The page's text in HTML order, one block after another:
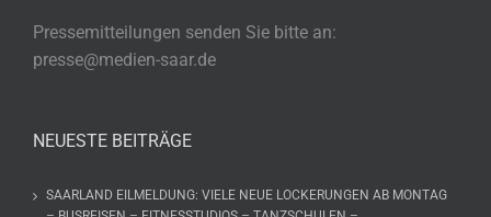
Pressemitteilungen senden Sie bitte an:
presse@medien-saar.de
NEUESTE BEITRÄGE
SAARLAND EILMELDUNG: VIELE NEUE LOCKERUNGEN AB MONTAG